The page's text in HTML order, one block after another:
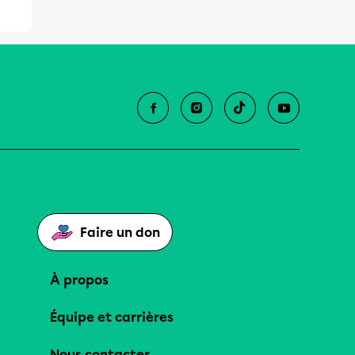
Faire un don
À propos
Équipe et carrières